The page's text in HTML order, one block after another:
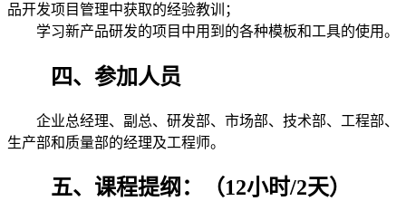
品开发项目管理中获取的经验教训；
学习新产品研发的项目中用到的各种模板和工具的使用。
四、参加人员
企业总经理、副总、研发部、市场部、技术部、工程部、
生产部和质量部的经理及工程师。
五、课程提纲：（12小时/2天）